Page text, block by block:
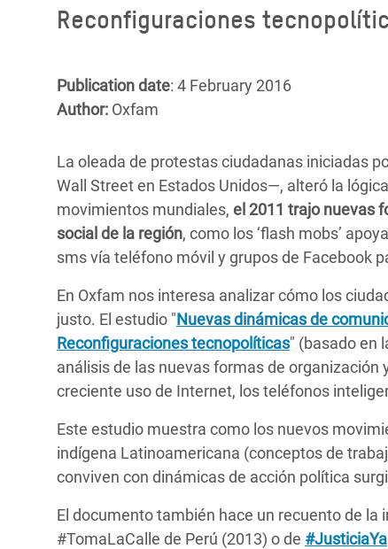
Conflicts and Disasters
Essential Services
Inequality and Rights in a
Gender, Rights, and Justice
End the Suffering Behind your Food
and Girls
Reconfiguraciones
Publication date: 4 February 2016
Author: Oxfam
La oleada de protestas ciudadanas iniciadas
Wall Street en Estados Unidos—, alteró la
movimientos mundiales, el 2011 trajo nuevas
social de la región, como los ‘flash mobs’
sms vía teléfono móvil y grupos de Facebook
En Oxfam nos interesa analizar cómo los
justo. El estudio "Nuevas dinámicas de
Reconfiguraciones tecnopolíticas" (basado en
análisis de las nuevas formas de
creciente uso de Internet, los teléfonos
Este estudio muestra como los nuevos
indígena Latinoamericana (conceptos de
conviven con dinámicas de acción política
El documento también hace un recuento de la
#TomaLaCalle de Perú (2013) o de #JusticiaYa